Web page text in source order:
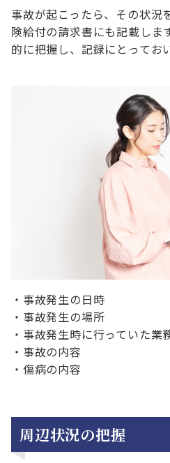
事故が起こったら、その状況
険給付の請求書にも記載しま
的に把握し、記録にとってお
・事故発生の日時
・事故発生の場所
・事故発生時に行っていた業
・事故の内容
・傷病の内容
周辺状況の把握